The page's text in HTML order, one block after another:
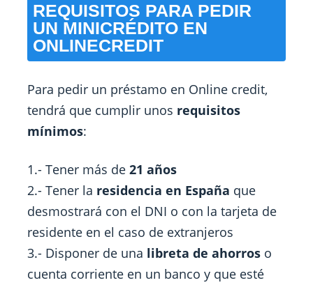
REQUISITOS PARA PEDIR
UN MINICRÉDITO EN
ONLINECREDIT
Para pedir un préstamo en Online credit,
tendrá que cumplir unos requisitos
mínimos:
1.- Tener más de21 años
2.- Tener la residencia en España que
desmostrará con el DNI o con la tarjeta de
residente en el caso de extranjeros
3.- Disponer de una libreta de ahorros o
cuenta corriente en un banco y que esté